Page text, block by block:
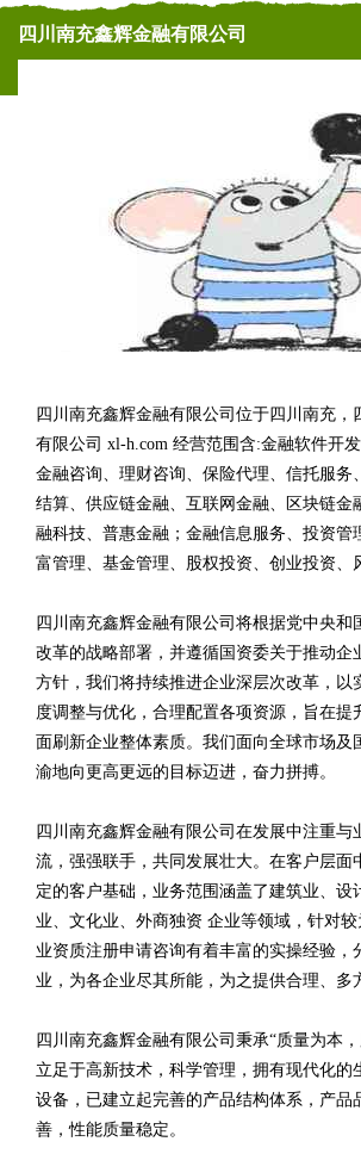
四川南充鑫辉金融有限公司
四川南充鑫辉金融有限公司位于四川南充，
有限公司 xl-h.com 经营范围含:金融软件开发
金融咨询、理财咨询、保险代理、信托服务
结算、供应链金融、互联网金融、区块链金
融科技、普惠金融；金融信息服务、投资管
富管理、基金管理、股权投资、创业投资、
四川南充鑫辉金融有限公司将根据党中央和
改革的战略部署，并遵循国资委关于推动企
方针，我们将持续推进企业深层次改革，以
度调整与优化，合理配置各项资源，旨在提
面刷新企业整体素质。我们面向全球市场及
渝地向更高更远的目标迈进，奋力拼搏。
四川南充鑫辉金融有限公司在发展中注重与
流，强强联手，共同发展壮大。在客户层面
定的客户基础，业务范围涵盖了建筑业、设
业、文化业、外商独资 企业等领域，针对
业资质注册申请咨询有着丰富的实操经验，
业，为各企业尽其所能，为之提供合理、多
四川南充鑫辉金融有限公司秉承“质量为本
立足于高新技术，科学管理，拥有现代化的
设备，已建立起完善的产品结构体系，产品
善，性能质量稳定。